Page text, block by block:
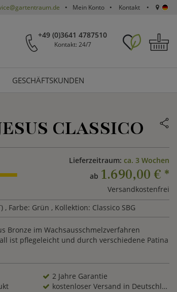
Mein Konto Kontakt
+49 (0)3641 4787510
Kontakt: 24/7
GESCHÄFTSKUNDEN
CLASSICO
Lieferzeitraum: ca. 3 Wochen
ab 1.690,00 € *
Versandkostenfrei
, Farbe: Grün , Kollektion: Classico SBG
Bronze im Wachsausschmelzverfahren
ist pflegeleicht und durch verschiedene Patina
2 Jahre Garantie
kostenloser Versand in Deutschland